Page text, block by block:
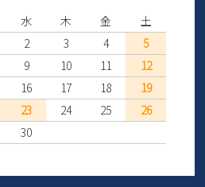
水 木 金
土
2 3 4
5
9 10 11
12
16 17 18
19
23 24 25
26
30